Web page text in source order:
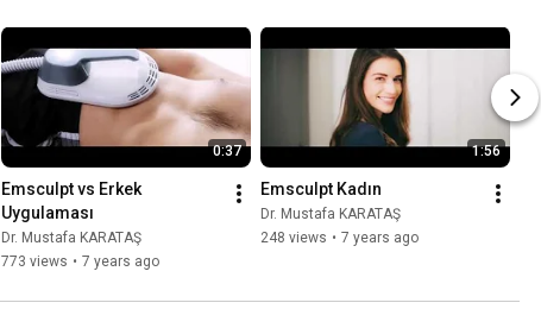
0:37
Emsculpt vs Erkek
Uygulaması
Dr. Mustafa KARATAŞ
773 views • 7 years ago
1:56
Emsculpt Kadın
Dr. Mustafa KARATAŞ
248 views • 7 years ago